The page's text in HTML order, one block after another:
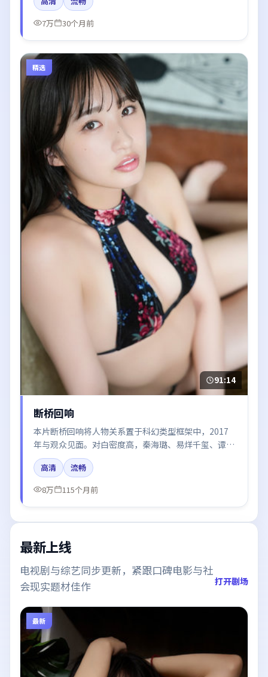
摄影。
7万
30个月前
精选
91:14
断桥回响
本片断桥回响将人物关系置于科幻类型框架中，2017
年与观众见面。对白密度高，秦海璐、易烊千玺、谭
卓、迪丽热巴的台词节奏值得关注；整体气质偏韩国都
市与冷色调摄影。
高清
流畅
8万
115个月前
最新上线
电视剧与综艺同步更新，紧跟口碑电影与社
会现实题材佳作
打开剧场
最新